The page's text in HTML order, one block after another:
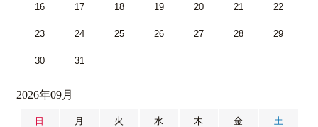
16 17 18 19 20 21 22
23 24 25 26 27 28 29
30 31
2026年09月
日 月 火 水 木 金 土